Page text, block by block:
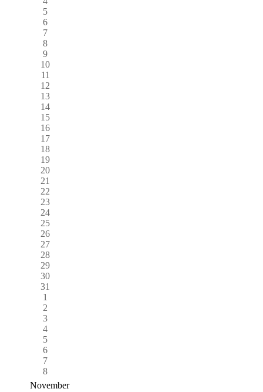
5
6
7
8
9
10
11
12
13
14
15
16
17
18
19
20
21
22
23
24
25
26
27
28
29
30
31
1
2
3
4
5
6
7
8
November